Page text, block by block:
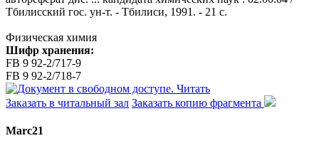
Тбилисский гос. ун-т. - Тбилиси, 1991. - 21 с.
Физическая химия
Шифр хранения:
FB 9 92-2/717-9
FB 9 92-2/718-7
Читать
Заказать в читальный зал Заказать копию фрагмента
Marc21